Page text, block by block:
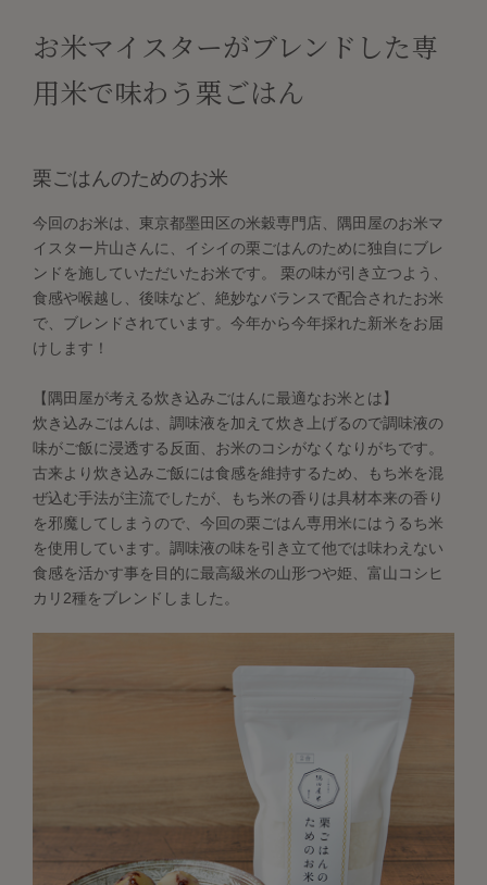
お米マイスターがブレンドした専
用米で味わう栗ごはん
栗ごはんのためのお米
今回のお米は、東京都墨田区の米穀専門店、隅田屋のお米マ
イスター片山さんに、イシイの栗ごはんのために独自にブレ
ンドを施していただいたお米です。 栗の味が引き立つよう、
食感や喉越し、後味など、絶妙なバランスで配合されたお米
で、ブレンドされています。今年から今年採れた新米をお届
けします！
【隅田屋が考える炊き込みごはんに最適なお米とは】
炊き込みごはんは、調味液を加えて炊き上げるので調味液の
味がご飯に浸透する反面、お米のコシがなくなりがちです。
古来より炊き込みご飯には食感を維持するため、もち米を混
ぜ込む手法が主流でしたが、もち米の香りは具材本来の香り
を邪魔してしまうので、今回の栗ごはん専用米にはうるち米
を使用しています。調味液の味を引き立て他では味わえない
食感を活かす事を目的に最高級米の山形つや姫、富山コシヒ
カリ2種をブレンドしました。